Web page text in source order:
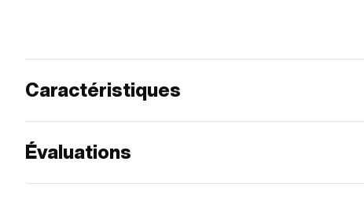
Caractéristiques
Évaluations